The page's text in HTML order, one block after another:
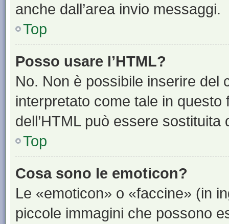
anche dall’area invio messaggi.
Top
Posso usare l’HTML?
No. Non è possibile inserire del
interpretato come tale in
dell’HTML può essere sostituita
Top
Cosa sono le emoticon?
Le «emoticon» o «faccine» (in
piccole immagini che possono